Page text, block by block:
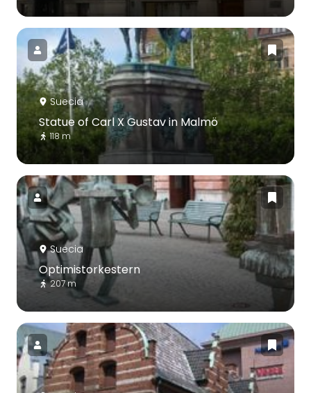
Suecia
Statue of Carl X Gustav in Malmö
118 m
Suecia
Optimistorkestern
207 m